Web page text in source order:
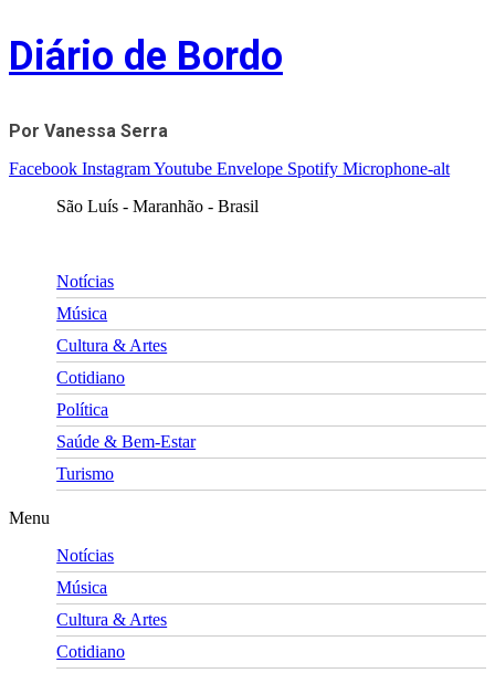
Skip
to
content
Diário de Bordo
Por Vanessa Serra
Facebook InstagramYoutube Envelope Spotify Microphone-alt
São Luís - Maranhão - Brasil
Notícias
Música
Cultura & Artes
Cotidiano
Política
Saúde & Bem-Estar
Turismo
Menu
Notícias
Música
Cultura & Artes
Cotidiano